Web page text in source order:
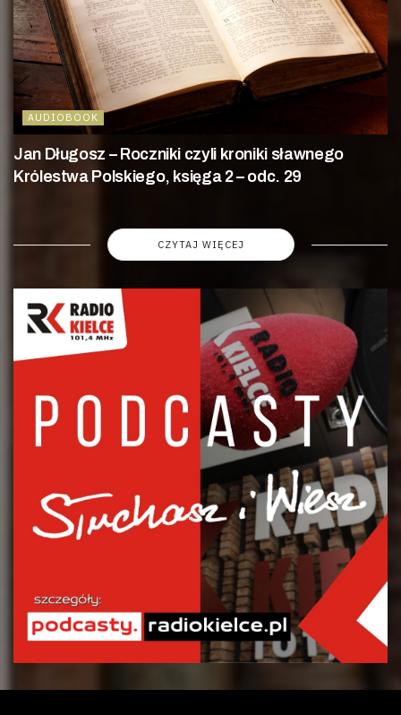
AUDIOBOOK
Jan Długosz – Roczniki czyli kroniki sławnego
Królestwa Polskiego, księga 2 – odc. 29
CZYTAJ WIĘCEJ